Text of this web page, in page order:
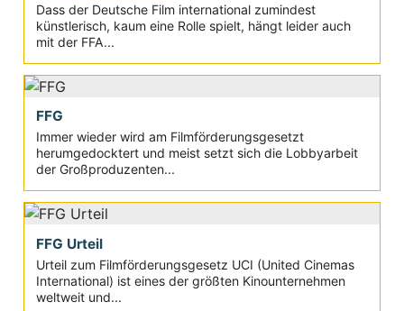
Dass der Deutsche Film international zumindest
künstlerisch, kaum eine Rolle spielt, hängt leider auch
mit der FFA...
FFG
Immer wieder wird am Filmförderungsgesetzt
herumgedocktert und meist setzt sich die Lobbyarbeit
der Großproduzenten...
FFG Urteil
Urteil zum Filmförderungsgesetz UCI (United Cinemas
International) ist eines der größten Kinounternehmen
weltweit und...